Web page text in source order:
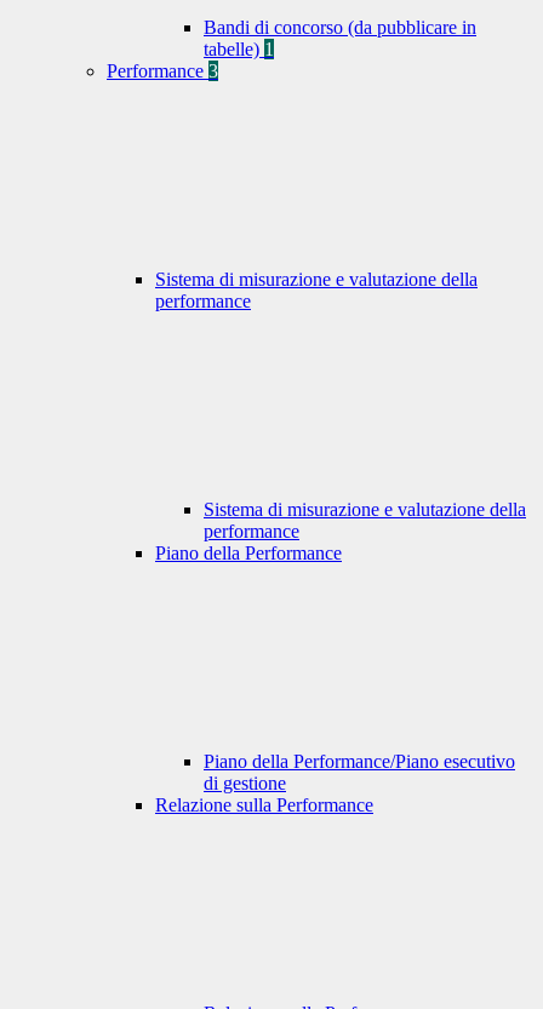
Bandi di concorso (da pubblicare in
tabelle) 1
Performance 3
Sistema di misurazione e valutazione della
performance
Sistema di misurazione e valutazione della
performance
Piano della Performance
Piano della Performance/Piano esecutivo
di gestione
Relazione sulla Performance